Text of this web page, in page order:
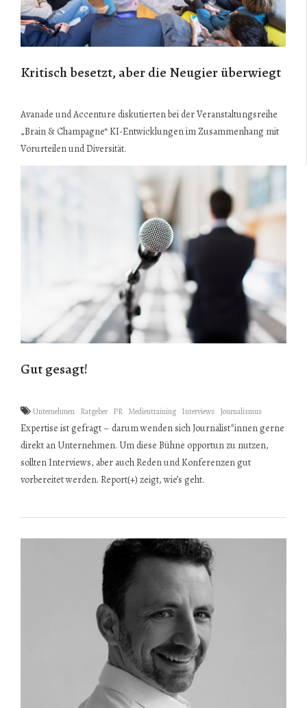
Kritisch besetzt, aber die Neugier überwiegt
Avanade und Accenture diskutierten bei der Veranstaltungsreihe
„Brain & Champagne“ KI-Entwicklungen im Zusammenhang mit
Vorurteilen und Diversität.
Gut gesagt!
Unternehmen Ratgeber PR Medientraining Interviews Journalismus
Expertise ist gefragt – darum wenden sich Journalist*innen gerne
direkt an Unternehmen. Um diese Bühne opportun zu nutzen,
sollten Interviews, aber auch Reden und Konferenzen gut
vorbereitet werden. Report(+) zeigt, wie’s geht.